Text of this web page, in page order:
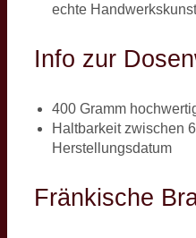
echte Handwerkskunst
Info zur
400 Gramm
Haltbarkeit zwischen
Herstellungsdatum
Fränkische